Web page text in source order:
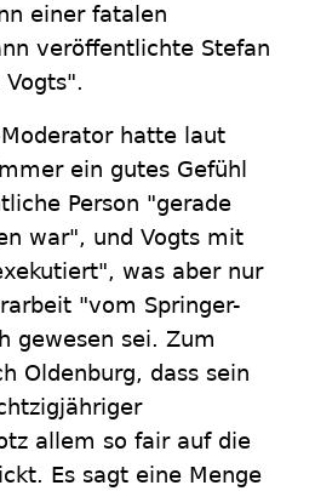
einer fatalen
veröffentlichte Stefan
hatte laut
ein gutes Gefühl
Person "gerade
war", und Vogts mit
was aber nur
"vom Springer-
gewesen sei. Zum
Oldenburg, dass sein
allem so fair auf die
Es sagt eine Menge